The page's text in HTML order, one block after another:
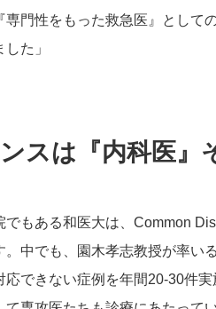
門性をもった救急医』として
た」
ンスは『内科医
もある和医大は、Common
中でも、園木孝志教授が率
できない症例を年間20-30件